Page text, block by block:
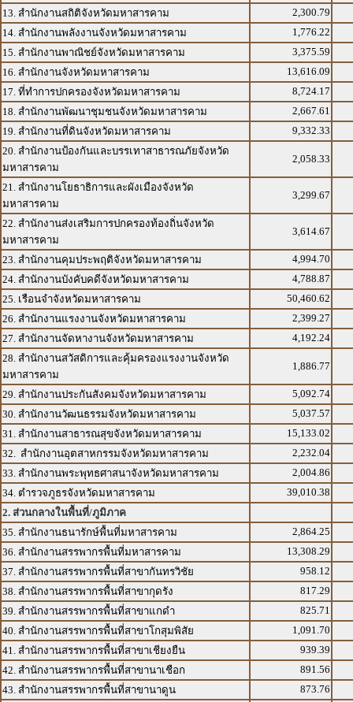
13. สำนักงานสถิติจังหวัดมหาสารคาม
2,300.79
14. สำนักงานพลังงานจังหวัดมหาสารคาม
1,776.22
15. สำนักงานพาณิชย์จังหวัดมหาสารคาม
3,375.59
16. สำนักงานจังหวัดมหาสารคาม
13,616.09
17. ที่ทำการปกครองจังหวัดมหาสารคาม
8,724.17
18. สำนักงานพัฒนาชุมชนจังหวัดมหาสารคาม
2,667.61
19. สำนักงานที่ดินจังหวัดมหาสารคาม
9,332.33
20. สำนักงานป้องกันและบรรเทาสาธารณภัยจังหวัด
มหาสารคาม
2,058.33
21. สำนักงานโยธาธิการและผังเมืองจังหวัด
มหาสารคาม
3,299.67
22. สำนักงานส่งเสริมการปกครองท้องถิ่นจังหวัด
มหาสารคาม
3,614.67
23. สำนักงานคุมประพฤติจังหวัดมหาสารคาม
4,994.70
24. สำนักงานบังคับคดีจังหวัดมหาสารคาม
4,788.87
25. เรือนจำจังหวัดมหาสารคาม
50,460.62
26. สำนักงานแรงงานจังหวัดมหาสารคาม
2,399.27
27. สำนักงานจัดหางานจังหวัดมหาสารคาม
4,192.24
28. สำนักงานสวัสดิการและคุ้มครองแรงงานจังหวัด
มหาสารคาม
1,886.77
29. สำนักงานประกันสังคมจังหวัดมหาสารคาม
5,092.74
30. สำนักงานวัฒนธรรมจังหวัดมหาสารคาม
5,037.57
31. สำนักงานสาธารณสุขจังหวัดมหาสารคาม
15,133.02
32. สำนักงานอุตสาหกรรมจังหวัดมหาสารคาม
2,232.04
33. สำนักงานพระพุทธศาสนาจังหวัดมหาสารคาม
2,004.86
34. ตำรวจภูธรจังหวัดมหาสารคาม
39,010.38
2. ส่วนกลางในพื้นที่/ภูมิภาค
35. สำนักงานธนารักษ์พื้นที่มหาสารคาม
2,864.25
36. สำนักงานสรรพากรพื้นที่มหาสารคาม
13,308.29
37. สำนักงานสรรพากรพื้นที่สาขากันทรวิชัย
958.12
38. สำนักงานสรรพากรพื้นที่สาขากุดรัง
817.29
39. สำนักงานสรรพากรพื้นที่สาขาแกดำ
825.71
40. สำนักงานสรรพากรพื้นที่สาขาโกสุมพิสัย
1,091.70
41. สำนักงานสรรพากรพื้นที่สาขาเชียงยืน
939.39
42. สำนักงานสรรพากรพื้นที่สาขานาเชือก
891.56
43. สำนักงานสรรพากรพื้นที่สาขานาดูน
873.76